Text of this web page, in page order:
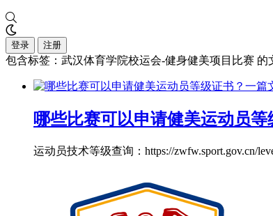
登录 注册
包含标签：武汉体育学院校运会-健身健美项目比赛 的
哪些比赛可以申请健美运动员
运动员技术等级查询：https://